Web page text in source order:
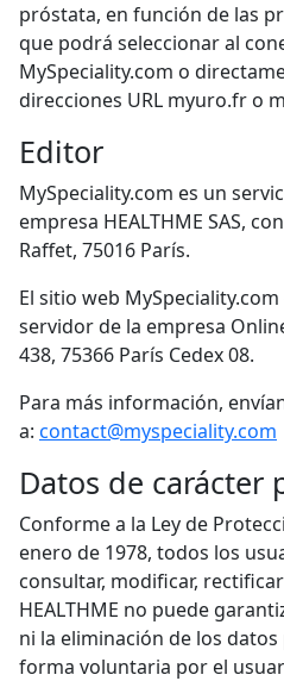
próstata, en función de las
que podrá seleccionar al
MySpeciality.com o
direcciones URL myuro.fr o
Editor
MySpeciality.com es un
empresa HEALTHME SAS,
Raffet, 75016 París.
El sitio web
servidor de la empresa
438, 75366 París Cedex 08.
Para más información,
a: contact@myspeciality.com
Datos de carácter
Conforme a la Ley de
enero de 1978, todos los
consultar, modificar,
HEALTHME no puede
ni la eliminación de los
forma voluntaria por el